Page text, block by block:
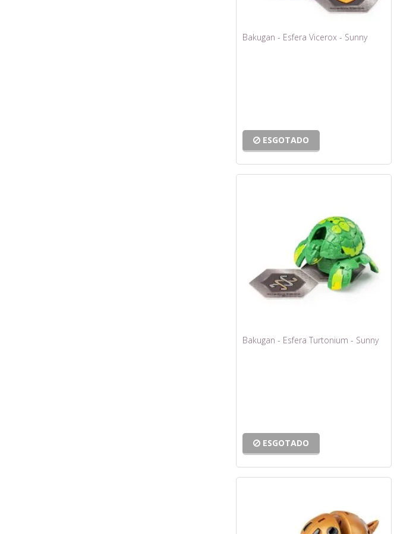
Bakugan - Esfera Vicerox - Sunny
ESGOTADO
Bakugan - Esfera Turtonium - Sunny
ESGOTADO